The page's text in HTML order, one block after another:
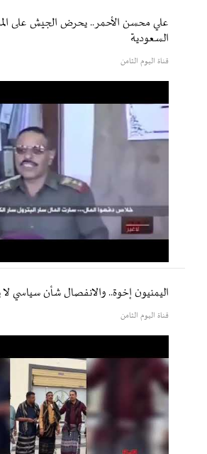
علي محسن الأحمر.. يحرض الجيش على
السعودية
قناة اليوم الثامن
اليمنيون إخوة.. والانفصال شأن سياسي
قناة اليوم الثامن